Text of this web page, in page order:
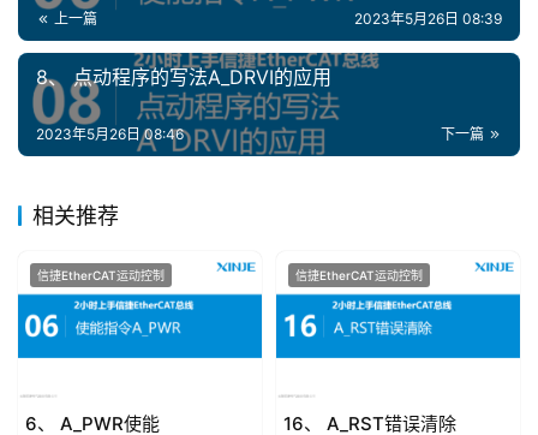
络
课
堂
专
答
社
区
见
登录
上一篇 2023年5月26日 08:39
8、 点动程序的写法A_DRVI的应用
下一篇
2023年5月26日 08:46
相关推荐
信捷EtherCAT运动控制
6、 A_PWR使能
信捷EtherCAT运动控制
16、 A_RST错误清除